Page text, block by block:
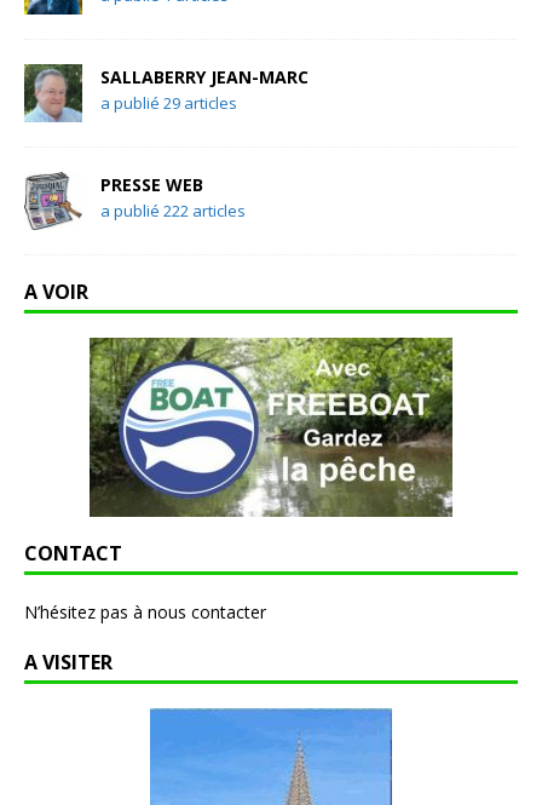
SALLABERRY JEAN-MARC
a publié 29 articles
PRESSE WEB
a publié 222 articles
A VOIR
CONTACT
N’hésitez pas à nous contacter
A VISITER